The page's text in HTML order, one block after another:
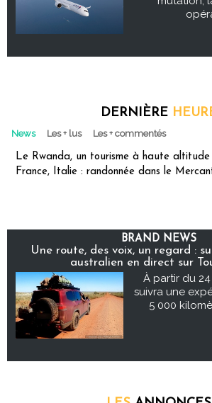
DERNIÈRE
News Les + lus Les + commentés
Le Rwanda, un tourisme à haute altitude
France, Italie : randonnée dans le
BRAND NEWS
Une route, des voix, un regard :
australien en direct sur
À partir du
suivra une
5 000